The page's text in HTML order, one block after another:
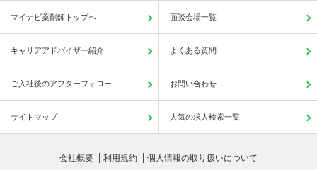
マイナビ薬剤師トップへ 面談会場一覧
キャリアアドバイザー紹介 よくある質問
ご入社後のアフターフォロー お問い合わせ
サイトマップ 人気の求人検索一覧
会社概要 利用規約 個人情報の取り扱いについて